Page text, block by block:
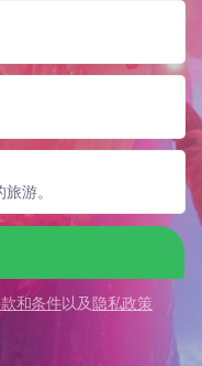
和条件以及 隐私政策